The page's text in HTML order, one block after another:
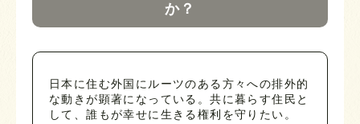
か？
日本に住む外国にルーツのある方々への排外的
な動きが顕著になっている。共に暮らす住民と
して、誰もが幸せに生きる権利を守りたい。